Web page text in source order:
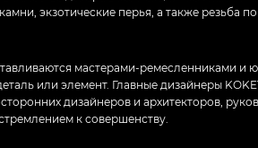
экзотические перья, а также резьба
мастерами-ремесленниками и
или элемент. Главные дизайнеры
дизайнеров и архитекторов,
к совершенству.